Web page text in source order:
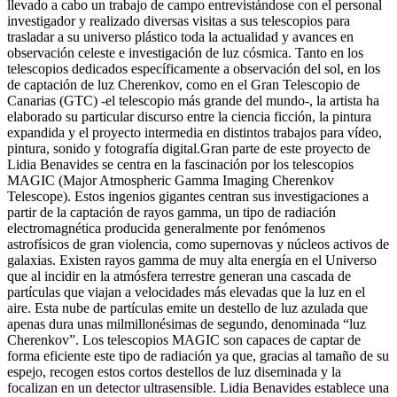
llevado a cabo un trabajo de campo entrevistándose con el personal
investigador y realizado diversas visitas a sus telescopios para
trasladar a su universo plástico toda la actualidad y avances en
observación celeste e investigación de luz cósmica. Tanto en los
telescopios dedicados específicamente a observación del sol, en los
de captación de luz Cherenkov, como en el Gran Telescopio de
Canarias (GTC) -el telescopio más grande del mundo-, la artista ha
elaborado su particular discurso entre la ciencia ficción, la pintura
expandida y el proyecto intermedia en distintos trabajos para vídeo,
pintura, sonido y fotografía digital.Gran parte de este proyecto de
Lidia Benavides se centra en la fascinación por los telescopios
MAGIC (Major Atmospheric Gamma Imaging Cherenkov
Telescope). Estos ingenios gigantes centran sus investigaciones a
partir de la captación de rayos gamma, un tipo de radiación
electromagnética producida generalmente por fenómenos
astrofísicos de gran violencia, como supernovas y núcleos activos de
galaxias. Existen rayos gamma de muy alta energía en el Universo
que al incidir en la atmósfera terrestre generan una cascada de
partículas que viajan a velocidades más elevadas que la luz en el
aire. Esta nube de partículas emite un destello de luz azulada que
apenas dura unas milmillonésimas de segundo, denominada “luz
Cherenkov”. Los telescopios MAGIC son capaces de captar de
forma eficiente este tipo de radiación ya que, gracias al tamaño de su
espejo, recogen estos cortos destellos de luz diseminada y la
focalizan en un detector ultrasensible. Lidia Benavides establece una